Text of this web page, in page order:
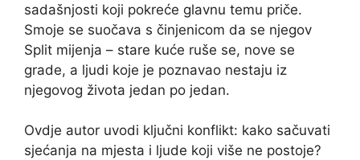
sadašnjosti koji pokreće glavnu temu priče.
Smoje se suočava s činjenicom da se njegov
Split mijenja – stare kuće ruše se, nove se
grade, a ljudi koje je poznavao nestaju iz
njegovog života jedan po jedan.
Ovdje autor uvodi ključni konflikt: kako sačuvati
sjećanja na mjesta i ljude koji više ne postoje?